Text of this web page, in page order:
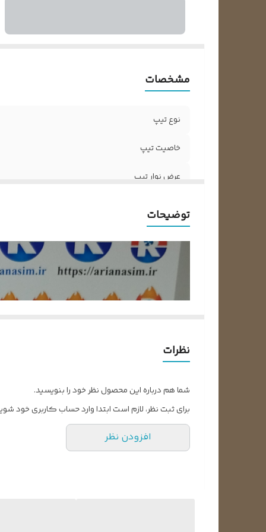
مشخصات
نوع تیپ
خاصیت تیپ
عرض نوار تیپ
توضیحات
نظرات
شما هم درباره این محصول نظر خود را بنویسید.
برای ثبت نظر، لازم است ابتدا وارد حساب کاربری خود
افزودن نظر